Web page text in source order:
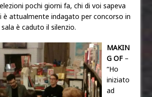
pochi giorni fa, chi di voi sapeva
è attualmente indagato per concorso in
è caduto il silenzio.
MAKIN
G OF –
“Ho
iniziato
ad